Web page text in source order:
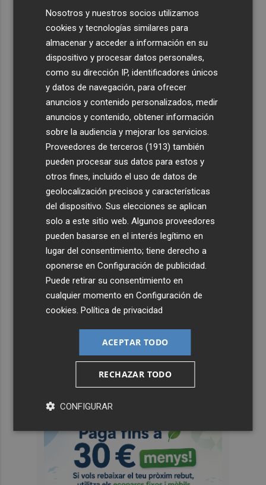
Nosotros y nuestros socios utilizamos
cookies y tecnologías similares para
almacenar y acceder a información en su
dispositivo y procesar datos personales,
como su dirección IP, identificadores únicos
y datos de navegación, para ofrecer
anuncios y contenido personalizados, medir
anuncios y contenido, obtener información
sobre la audiencia y mejorar los servicios.
Proveedores de terceros (1913) también
pueden procesar sus datos para estos y
otros fines, incluido el uso de datos de
geolocalización precisos y características
del dispositivo. Sus elecciones se aplican
solo a este sitio web. Algunos proveedores
pueden basarse en el interés legítimo en
lugar del consentimiento; tiene derecho a
oponerse enConfiguración de publicidad.
Puede retirar su consentimiento en
cualquier momento enConfiguración de
cookies.Política de privacidad
ACEPTAR TODO
RECHAZAR TODO
CONFIGURAR